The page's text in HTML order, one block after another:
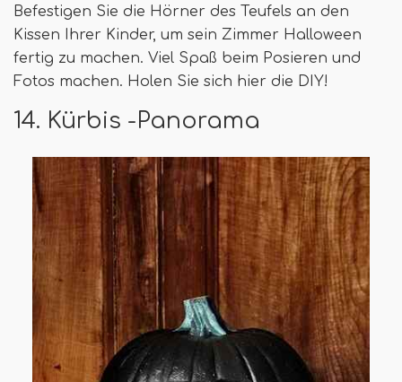
Befestigen Sie die Hörner des Teufels an den
Kissen Ihrer Kinder, um sein Zimmer Halloween
fertig zu machen. Viel Spaß beim Posieren und
Fotos machen. Holen Sie sich hier die DIY!
14. Kürbis -Panorama